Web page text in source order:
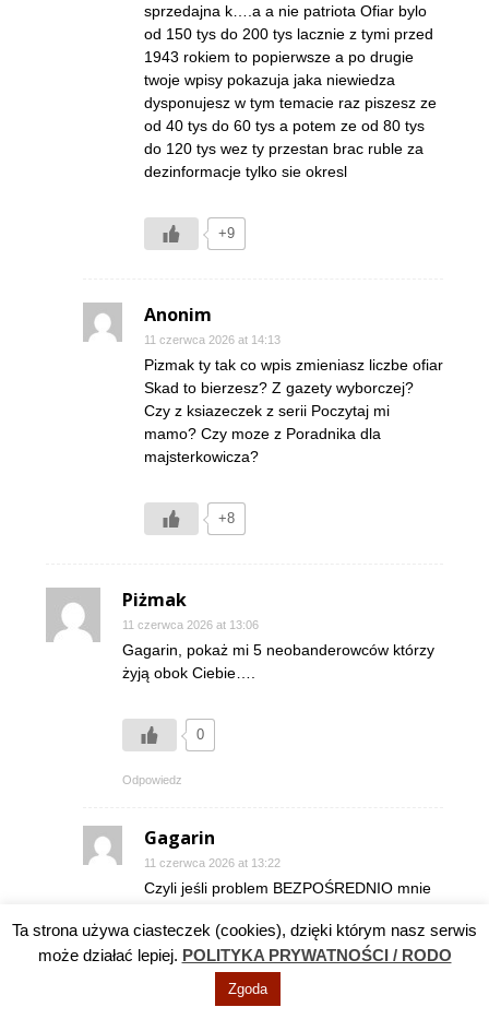
sprzedajna k….a a nie patriota Ofiar bylo
od 150 tys do 200 tys lacznie z tymi przed
1943 rokiem to popierwsze a po drugie
twoje wpisy pokazuja jaka niewiedza
dysponujesz w tym temacie raz piszesz ze
od 40 tys do 60 tys a potem ze od 80 tys
do 120 tys wez ty przestan brac ruble za
dezinformacje tylko sie okresl
+9
Anonim
11 czerwca 2026 at 14:13
Pizmak ty tak co wpis zmieniasz liczbe ofiar
Skad to bierzesz? Z gazety wyborczej?
Czy z ksiazeczek z serii Poczytaj mi
mamo? Czy moze z Poradnika dla
majsterkowicza?
+8
Piżmak
11 czerwca 2026 at 13:06
Gagarin, pokaż mi 5 neobanderowców którzy
żyją obok Ciebie….
0
Odpowiedz
Gagarin
11 czerwca 2026 at 13:22
Czyli jeśli problem BEZPOŚREDNIO mnie
słabe i egoistyczne.
I tak o to przeszliśmy od negowania faktu,
że ideologia banderowska na Ukrainie ma
się dobrze do zagrywek typu: a ilu masz
Ta strona używa ciasteczek (cookies), dzięki którym nasz serwis
może działać lepiej. POLITYKA PRYWATNOŚCI / RODO
Zgoda